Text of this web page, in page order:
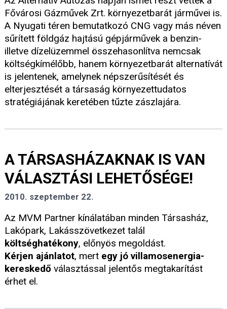
Fővárosi Gázművek Zrt. környezetbarát járművei is.
A Nyugati téren bemutatkozó CNG vagy más néven
sűrített földgáz hajtású gépjárművek a benzin-
illetve dízelüzemmel összehasonlítva nemcsak
költségkímélőbb, hanem környezetbarát alternatívát
is jelentenek, amelynek népszerűsítését és
elterjesztését a társaság környezettudatos
stratégiájának keretében tűzte zászlajára.
A TÁRSASHÁZAKNAK IS VAN
VÁLASZTÁSI LEHETŐSÉGE!
2010. szeptember 22.
Az MVM Partner kínálatában minden Társasház,
Lakópark, Lakásszövetkezet talál
költséghatékony, előnyös megoldást.
Kérjen ajánlatot, mert egy jó villamosenergia-
kereskedő választással jelentős megtakarítást
érhet el.